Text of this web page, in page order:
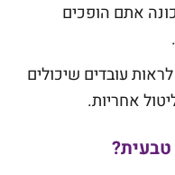
אתם הופכים
עובדים שיכולים
אחריות.